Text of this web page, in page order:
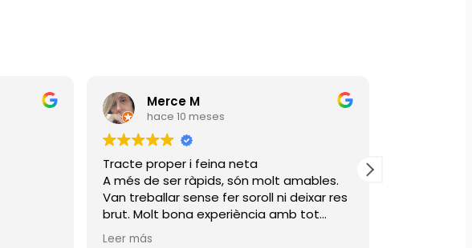
Merce M
hace 10 meses
Tracte proper i feina neta
A més de ser ràpids, són molt amables.
Van treballar sense fer soroll ni deixar res
brut. Molt bona experiència amb tot
l’equip.
Leer más